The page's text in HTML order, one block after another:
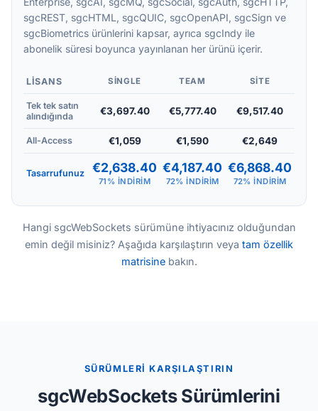
sgcREST, sgcHTML, sgcQUIC, sgcOpenAPI, sgcSign ve
sgcBiometrics ürünlerini kapsar, ayrıca sgcIndy ile
abonelik süresi boyunca yayınlanan her ürünü içerir.
LISANS SINGLE TEAM SITE
Tek tek satın
alındığında
€3,697.40 €5,777.40 €9,517.40
All-Access €1,059 €1,590 €2,649
Tasarrufunuz €2,638.40
71% INDIRIM
€4,187.40
72% INDIRIM
€6,868.40
72% INDIRIM
Hangi sgcWebSockets sürümüne ihtiyacınız olduğundan
emin değil misiniz? Aşağıda karşılaştırın veya tam özellik
matrisinebakın.
SÜRÜMLERİ KARŞILAŞTIRIN
sgcWebSockets Sürümlerini